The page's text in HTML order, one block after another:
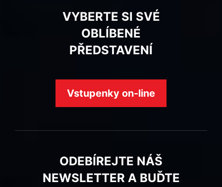
VYBERTE SI SVÉ
OBLÍBENÉ
PŘEDSTAVENÍ
Vstupenky on-line
ODEBÍREJTE NÁŠ
NEWSLETTER A BUĎTE